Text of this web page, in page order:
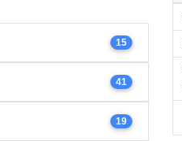
15
41
19